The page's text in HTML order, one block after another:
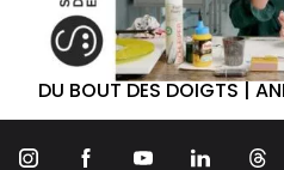
DU BOUT DES DOIGTS |